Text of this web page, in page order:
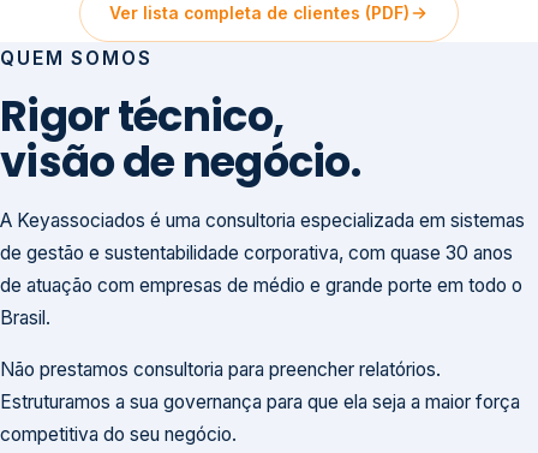
Ver lista completa de clientes (PDF)
QUEM SOMOS
Rigor técnico,
visão de negócio.
A Keyassociados é uma consultoria especializada em sistemas
de gestão e sustentabilidade corporativa, com quase 30 anos
de atuação com empresas de médio e grande porte em todo o
Brasil.
Não prestamos consultoria para preencher relatórios.
Estruturamos a sua governança para que ela seja a maior força
competitiva do seu negócio.